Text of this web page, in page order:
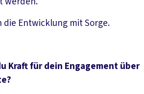
die Entwicklung mit Sorge.
Kraft für dein Engagement über